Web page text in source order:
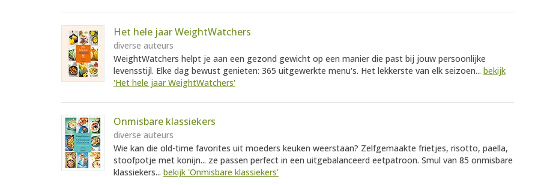
Het hele jaar WeightWatchers
diverse auteurs
WeightWatchers helpt je aan een gezond gewicht op een manier die past bij jouw persoonlijke
levensstijl. Elke dag bewust genieten: 365 uitgewerkte menu's. Het lekkerste van elk seizoen... bekijk
'Het hele jaar WeightWatchers'
Onmisbare klassiekers
diverse auteurs
Wie kan die old-time favorites uit moeders keuken weerstaan? Zelfgemaakte frietjes, risotto, paella,
stoofpotje met konijn... ze passen perfect in een uitgebalanceerd eetpatroon. Smul van 85 onmisbare
klassiekers... bekijk 'Onmisbare klassiekers'